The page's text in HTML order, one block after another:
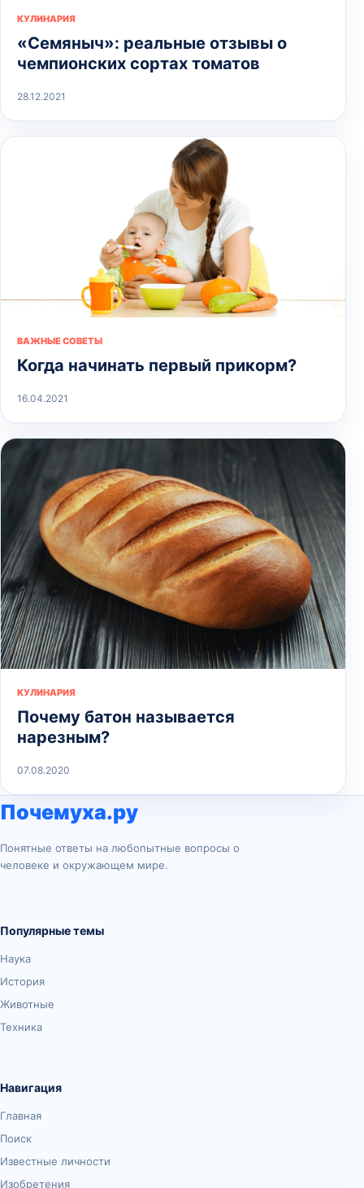
КУЛИНАРИЯ
«Семяныч»: реальные отзывы о
чемпионских сортах томатов
28.12.2021
ВАЖНЫЕ СОВЕТЫ
Когда начинать первый прикорм?
16.04.2021
КУЛИНАРИЯ
Почему батон называется
нарезным?
07.08.2020
Почемуха.ру
Понятные ответы на любопытные вопросы о
человеке и окружающем мире.
Популярные темы
Наука
История
Животные
Техника
Навигация
Главная
Поиск
Известные личности
Изобретения